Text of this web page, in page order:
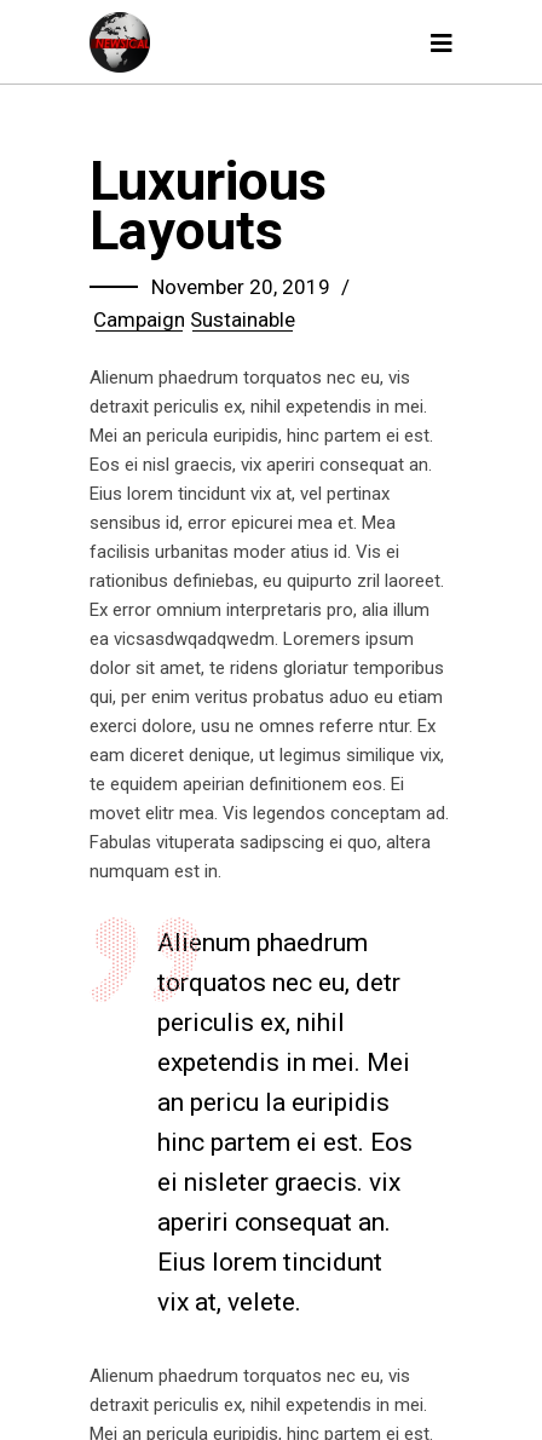
Luxurious
Layouts
November 20, 2019
Campaign Sustainable
Alienum phaedrum torquatos nec eu, vis
detraxit periculis ex, nihil expetendis in mei.
Mei an pericula euripidis, hinc partem ei est.
Eos ei nisl graecis, vix aperiri consequat an.
Eius lorem tincidunt vix at, vel pertinax
sensibus id, error epicurei mea et. Mea
facilisis urbanitas moder atius id. Vis ei
rationibus definiebas, eu quipurto zril laoreet.
Ex error omnium interpretaris pro, alia illum
ea vicsasdwqadqwedm. Loremers ipsum
dolor sit amet, te ridens gloriatur temporibus
qui, per enim veritus probatus aduo eu etiam
exerci dolore, usu ne omnes referre ntur. Ex
eam diceret denique, ut legimus similique vix,
te equidem apeirian definitionem eos. Ei
movet elitr mea. Vis legendos conceptam ad.
Fabulas vituperata sadipscing ei quo, altera
numquam est in.
Alienum phaedrum
torquatos nec eu, detr
periculis ex, nihil
expetendis in mei. Mei
an pericu la euripidis
hinc partem ei est. Eos
ei nisleter graecis. vix
aperiri consequat an.
Eius lorem tincidunt
vix at, velete.
Alienum phaedrum torquatos nec eu, vis
detraxit periculis ex, nihil expetendis in mei.
Mei an pericula euripidis, hinc partem ei est.